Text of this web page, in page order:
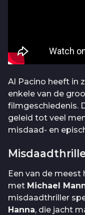
Al Pacino heeft in
enkele van de
filmgeschiedenis.
geleid tot veel
misdaad- en
Een van de
met Michael
misdaadthriller
Hanna, die jacht